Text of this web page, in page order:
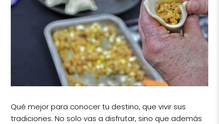
Qué mejor para conocer tu destino, que vivir sus
tradiciones. No solo vas a disfrutar, sino que además